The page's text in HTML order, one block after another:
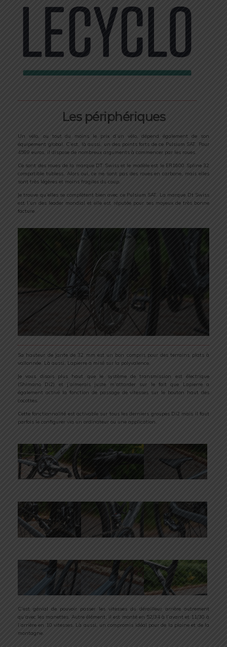
Les périphériques
Un vélo, ou tout du moins le prix d’un vélo, dépend également de son
équipement global. C’est, là aussi, un des points forts de ce Pulsium SAT. Pour
4599 euros, il dispose de nombreux arguments à commencer par les roues.
Ce sont des roues de la marque DT Swiss et le modèle est le ER1600 Spline 32
compatible tubless. Alors oui, ce ne sont pas des roues en carbone, mais elles
sont très légères et moins fragiles du coup.
Je trouve qu’elles se complètent bien avec ce Pulsium SAT. La marque Dt Swiss
est l’un des leader mondial et elle est réputée pour ses moyeux de très bonne
facture.
Sa hauteur de jante de 32 mm est un bon compris pour des terrains plats à
vallonnée. Là aussi, Lapierre a misé sur la polyvalence.
Je vous disais plus haut que le système de transmission est électrique
(Shimano Di2) et j’aimerais juste m’attarder sur le fait que Lapierre a
également activé la fonction de passage de vitesses sur le bouton haut des
cocottes.
Cette fonctionnalité est activable sur tous les derniers groupes Di2 mais il faut
parfois le configurer via un ordinateur ou une application.
C’est génial de pouvoir passer les vitesses du dérailleur arrière autrement
qu’avec les manettes. Autre élément, il est monté en 52/34 à l’avant et 11/30 à
l’arrière en 10 vitesses. Là aussi, un compromis idéal pour de la plaine et de la
montagne.